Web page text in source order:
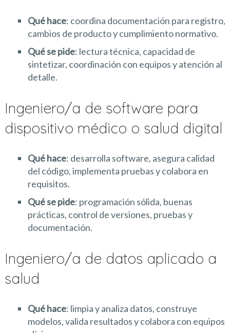
Qué hace: coordina documentación para registro,
cambios de producto y cumplimiento normativo.
Qué se pide: lectura técnica, capacidad de
sintetizar, coordinación con equipos y atención al
detalle.
Ingeniero/a de software para
dispositivo médico o salud digital
Qué hace: desarrolla software, asegura calidad
del código, implementa pruebas y colabora en
requisitos.
Qué se pide: programación sólida, buenas
prácticas, control de versiones, pruebas y
documentación.
Ingeniero/a de datos aplicado a
salud
Qué hace: limpia y analiza datos, construye
modelos, valida resultados y colabora con equipos